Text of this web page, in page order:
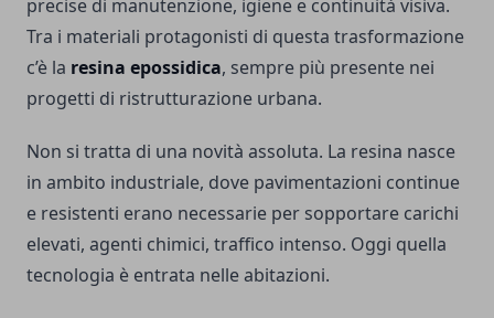
precise di manutenzione, igiene e continuità visiva.
Tra i materiali protagonisti di questa trasformazione
c’è la resina epossidica, sempre più presente nei
progetti di ristrutturazione urbana.
Non si tratta di una novità assoluta. La resina nasce
in ambito industriale, dove pavimentazioni continue
e resistenti erano necessarie per sopportare carichi
elevati, agenti chimici, traffico intenso. Oggi quella
tecnologia è entrata nelle abitazioni.